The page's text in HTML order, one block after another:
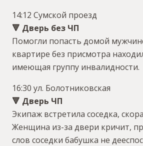
14:12 Сумской проезд
🔻 Дверь без ЧП
Помогли попасть домой
квартире без присмотра
имеющая группу инвалидности.
16:30 ул. Болотниковская
🔻 Дверь ЧП
Экипаж встретила соседка,
Женщина из-за двери кричит,
слов соседки бабушка не